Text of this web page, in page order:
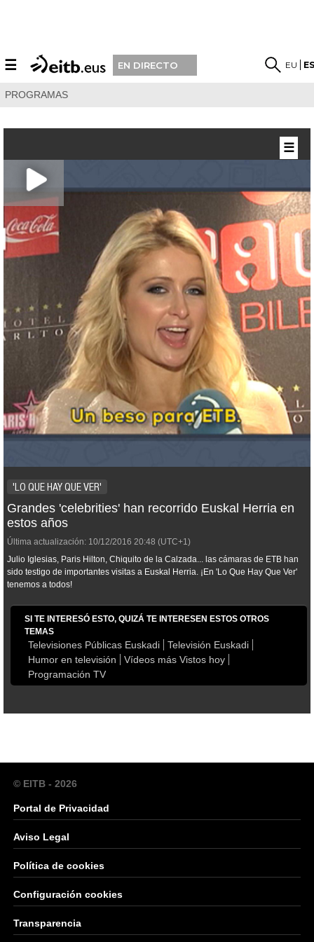
☰ EN DIRECTO EU
PROGRAMAS
'LO QUE HAY QUE VER'
Grandes 'celebrities' han recorrido Euskal Herria en
estos años
Última actualización: 10/12/2016 20:48 (UTC+1)
Julio Iglesias, Paris Hilton, Chiquito de la Calzada... las cámaras de ETB han
sido testigo de importantes visitas a Euskal Herria. ¡En 'Lo Que Hay Que Ver'
tenemos a todos!
SI TE INTERESÓ ESTO, QUIZÁ TE INTERESEN ESTOS OTROS
TEMAS
Televisiones Públicas Euskadi
Televisión Euskadi
Humor en televisión
Vídeos más Vistos hoy
Programación TV
☰
© EITB - 2026
Portal de Privacidad
Aviso Legal
Política de cookies
Configuración cookies
Transparencia